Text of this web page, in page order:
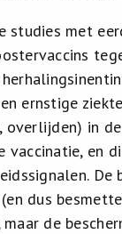
studies met
ernstige
overlijden) in
vaccinatie, en
De
dus
de